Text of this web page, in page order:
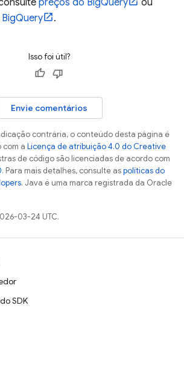
preços do BigQuery
ou
BigQuery .
Isso foi útil?
Envie comentários
contrária, o conteúdo desta página é
com a Licença de atribuição 4.0 do Creative
de código são licenciadas de acordo com
. Para mais detalhes, consulte aspolíticas do
. Java é uma marca registrada da Oracle
03-24 UTC.
SDK